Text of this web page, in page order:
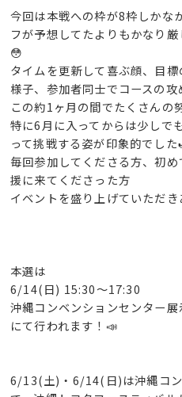
今回は本戦への枠が8枠しかな
フが予想してたよりもかなり
😳
タイムを更新して喜ぶ顔、目
様子、参加者同士でコースの攻
この約1ヶ月の間でたくさんの
特に6月に入ってからは少しで
って挑戦する姿が印象的でし
毎回参加してくださる方、初
援に来てくださった方
イベントを盛り上げていただ
本選は
6/14(日) 15:30～17:30
沖縄コンベンションセンター展
にて行われます！📣
6/13(土)・6/14(日)は沖縄コン